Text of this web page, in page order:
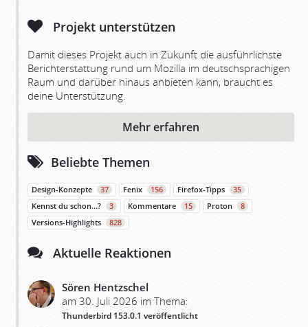
Projekt unterstützen
Damit dieses Projekt auch in Zukunft die ausführlichste
Berichterstattung rund um Mozilla im deutschsprachigen
Raum und darüber hinaus anbieten kann, braucht es
deine Unterstützung.
Mehr erfahren
Beliebte Themen
Design-Konzepte 37 Fenix 156 Firefox-Tipps
35
Kennst du schon…?
3 Kommentare 15 Proton
8
Versions-Highlights
828
Aktuelle Reaktionen
Sören Hentzschel
am 30. Juli 2026 im Thema:
Thunderbird 153.0.1 veröffentlicht